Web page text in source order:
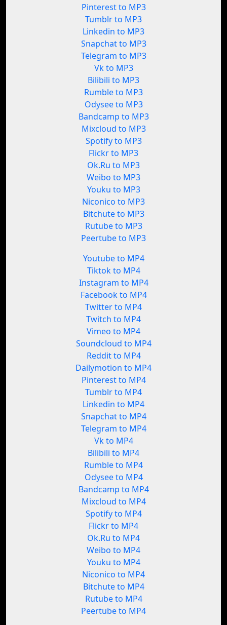
Pinterest to MP3
Tumblr to MP3
Linkedin to MP3
Snapchat to MP3
Telegram to MP3
Vk to MP3
Bilibili to MP3
Rumble to MP3
Odysee to MP3
Bandcamp to MP3
Mixcloud to MP3
Spotify to MP3
Flickr to MP3
Ok.Ru to MP3
Weibo to MP3
Youku to MP3
Niconico to MP3
Bitchute to MP3
Rutube to MP3
Peertube to MP3
Youtube to MP4
Tiktok to MP4
Instagram to MP4
Facebook to MP4
Twitter to MP4
Twitch to MP4
Vimeo to MP4
Soundcloud to MP4
Reddit to MP4
Dailymotion to MP4
Pinterest to MP4
Tumblr to MP4
Linkedin to MP4
Snapchat to MP4
Telegram to MP4
Vk to MP4
Bilibili to MP4
Rumble to MP4
Odysee to MP4
Bandcamp to MP4
Mixcloud to MP4
Spotify to MP4
Flickr to MP4
Ok.Ru to MP4
Weibo to MP4
Youku to MP4
Niconico to MP4
Bitchute to MP4
Rutube to MP4
Peertube to MP4